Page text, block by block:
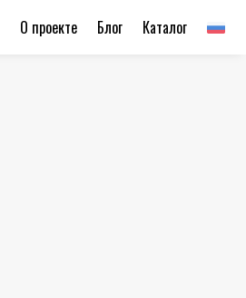
Каталог
Блог
О проекте